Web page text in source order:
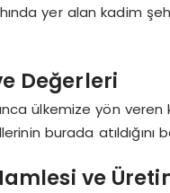
yer alan kadim
Değerleri
ülkemize yön
burada atıldığını
ve